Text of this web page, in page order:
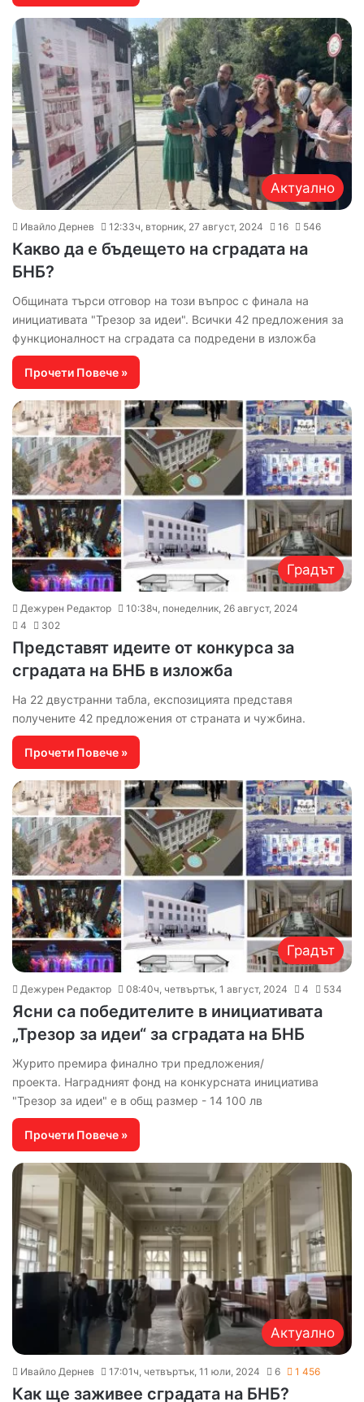
Актуално
Ивайло Дернев 12:33ч, вторник, 27 август, 2024 16 546
Какво да е бъдещето на сградата на
БНБ?
Общината търси отговор на този въпрос с финала на
инициативата "Трезор за идеи". Всички 42 предложения за
функционалност на сградата са подредени в изложба
Прочети Повече »
Градът
Дежурен Редактор
10:38ч, понеделник, 26 август, 2024
4
302
Представят идеите от конкурса за
сградата на БНБ в изложба
На 22 двустранни табла, експозицията представя
получените 42 предложения от страната и чужбина.
Прочети Повече »
Градът
Дежурен Редактор 08:40ч, четвъртък, 1 август, 2024 4 534
Ясни са победителите в инициативата
„Трезор за идеи“ за сградата на БНБ
Журито премира финално три предложения/
проекта. Наградният фонд на конкурсната инициатива
"Трезор за идеи" е в общ размер - 14 100 лв
Прочети Повече »
Актуално
Ивайло Дернев 17:01ч, четвъртък, 11 юли, 2024 6 1 456
Как ще заживее сградата на БНБ?